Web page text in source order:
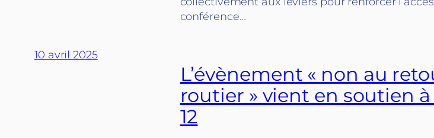
conférence…
10 avril 2025
L’évènement « non au
routier » vient en soutien
12